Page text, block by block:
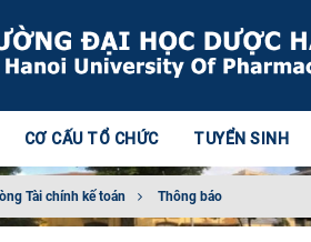
CƠ CẤU TỔ CHỨC TUYỂN SINH
Tài chính kế toán Thông báo